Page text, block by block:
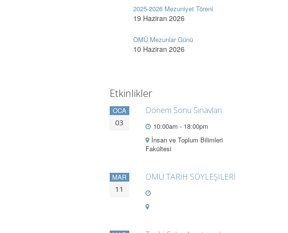
2025-2026 Mezuniyet Töreni
19 Haziran 2026
OMÜ Mezunlar Günü
10 Haziran 2026
Etkinlikler
OCA
03
Dönem Sonu Sınavları
10:00am - 18:00pm
İnsan ve Toplum Bilimleri
Fakültesi
MAR
11
OMÜ TARİH SÖYLEŞİLERİ